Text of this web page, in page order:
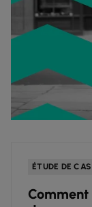
ÉTUDE DE CAS